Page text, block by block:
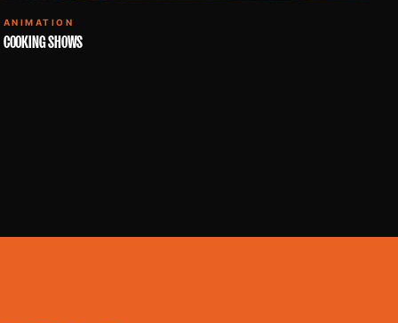
ANIMATION
COOKING SHOWS